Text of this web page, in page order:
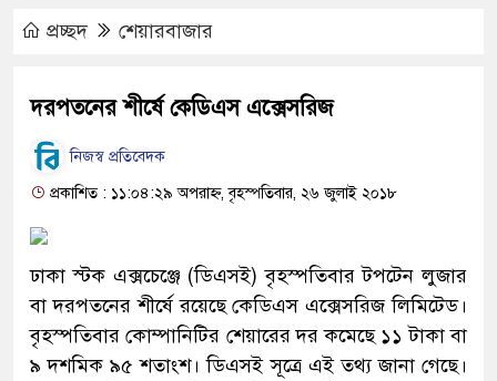
প্রচ্ছদ শেয়ারবাজার
দরপতনের শীর্ষে কেডিএস এক্সেসরিজ
নিজস্ব প্রতিবেদক
প্রকাশিত : ১১:০৪:২৯ অপরাহ্ন, বৃহস্পতিবার, ২৬ জুলাই ২০১৮
ঢাকা স্টক এক্সচেঞ্জে (ডিএসই) বৃহস্পতিবার টপটেন লুজার
বা দরপতনের শীর্ষে রয়েছে কেডিএস এক্সেসরিজ লিমিটেড।
বৃহস্পতিবার কোম্পানিটির শেয়ারের দর কমেছে ১১ টাকা বা
৯ দশমিক ৯৫ শতাংশ। ডিএসই সূত্রে এই তথ্য জানা গেছে।